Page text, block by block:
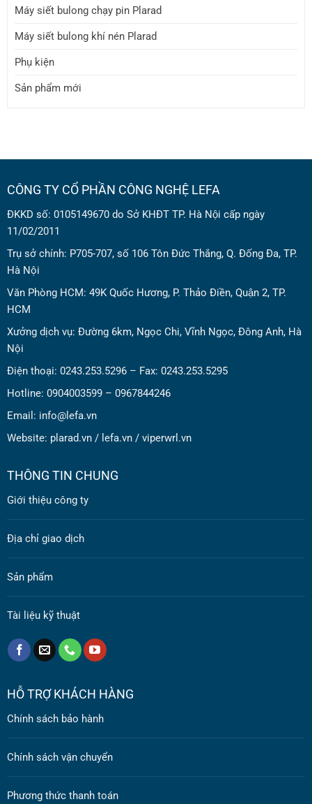
Máy siết bulong chạy pin Plarad
Máy siết bulong khí nén Plarad
Phụ kiện
Sản phẩm mới
CÔNG TY CỔ PHẦN CÔNG NGHỆ LEFA
ĐKKD số: 0105149670 do Sở KHĐT TP. Hà Nội cấp ngày
11/02/2011
Trụ sở chính: P705-707, số 106 Tôn Đức Thắng, Q. Đống Đa, TP.
Hà Nội
Văn Phòng HCM: 49K Quốc Hương, P. Thảo Điền, Quận 2, TP.
HCM
Xưởng dịch vụ: Đường 6km, Ngọc Chi, Vĩnh Ngọc, Đông Anh, Hà
Nội
Điện thoại: 0243.253.5296 – Fax: 0243.253.5295
Hotline: 0904003599 – 0967844246
Email: info@lefa.vn
Website: plarad.vn/ lefa.vn/ viperwrl.vn
THÔNG TIN CHUNG
Giới thiệu công ty
Địa chỉ giao dịch
Sản phẩm
Tài liệu kỹ thuật
HỖ TRỢ KHÁCH HÀNG
Chính sách bảo hành
Chính sách vận chuyển
Phương thức thanh toán